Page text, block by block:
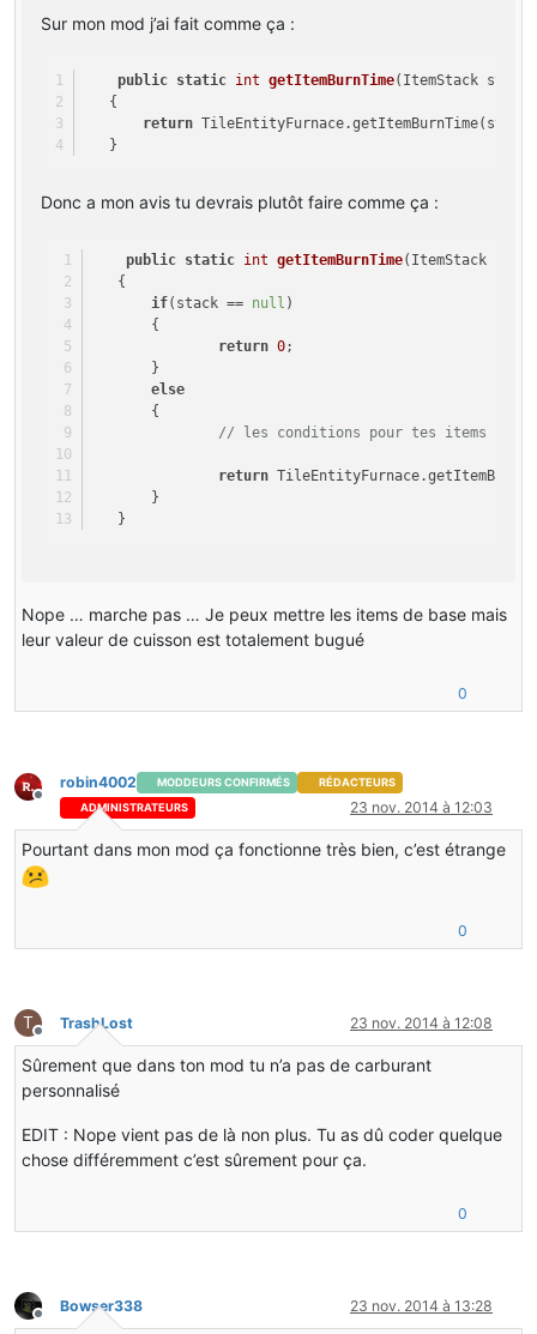
Sur mon mod j’ai fait comme ça :
public static int getItemBurnTime(ItemStack stack)
{
return
}
Donc a mon avis tu devrais plutôt faire comme ça :
public static int getItemBurnTime(ItemStack
{
if(stack == null )
{
return 0;
}
else
{
// les conditions pour tes items
return
}
}
Nope … marche pas … Je peux mettre les items de base mais
leur valeur de cuisson est totalement bugué
0
Hors-ligne
robin4002 MODDEURS CONFIRMÉS
RÉDACTEURS
ADMINISTRATEURS
23 nov. 2014 à 12:03
Pourtant dans mon mod ça fonctionne très bien, c’est étrange
0
T
Hors-ligne
TrashLost 23 nov. 2014 à 12:08
Sûrement que dans ton mod tu n’a pas de carburant
personnalisé
EDIT : Nope vient pas de là non plus. Tu as dû coder quelque
chose différemment c’est sûrement pour ça.
0
Hors-ligne
Bowser338 23 nov. 2014 à 13:28